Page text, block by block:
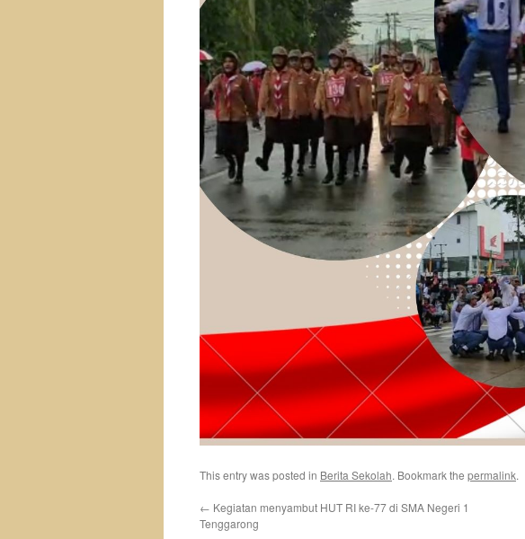
This entry was posted in Berita Sekolah. Bookmark the permalink.
← Kegiatan menyambut HUT RI ke-77 di SMA Negeri 1
Tenggarong